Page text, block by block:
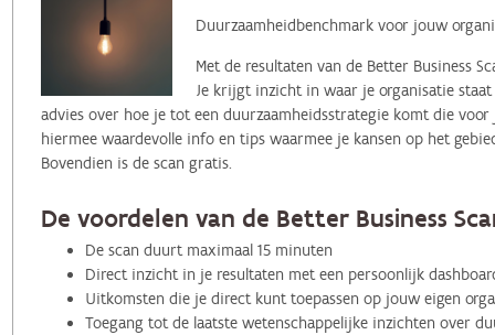
Duurzaamheidbenchmark voor jouw
Met de resultaten van de Better Business
Je krijgt inzicht in waar je organisatie
advies over hoe je tot een duurzaamheidsstrategie komt die
hiermee waardevolle info en tips waarmee je kansen op het
Bovendien is de scan gratis.
De voordelen van de Better Business
De scan duurt maximaal 15 minuten
Direct inzicht in je resultaten met een persoonlijk
Uitkomsten die je direct kunt toepassen op jouw eigen
Toegang tot de laatste wetenschappelijke inzichten over